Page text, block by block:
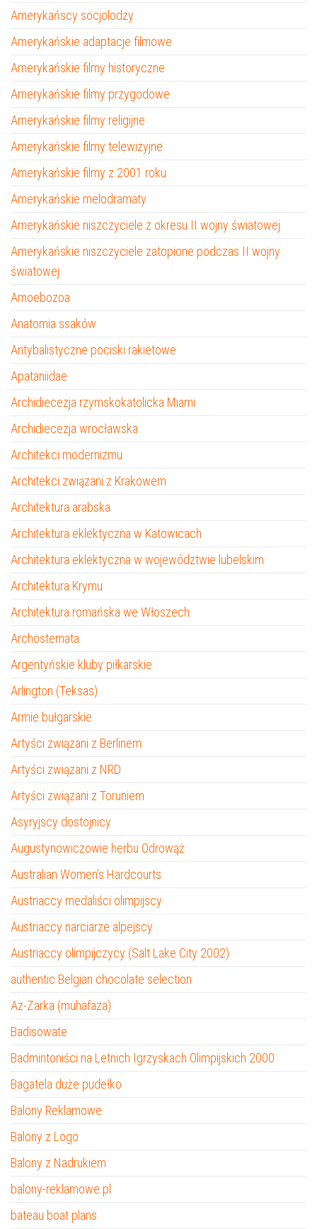
Amerykańscy socjolodzy
Amerykańskie adaptacje filmowe
Amerykańskie filmy historyczne
Amerykańskie filmy przygodowe
Amerykańskie filmy religijne
Amerykańskie filmy telewizyjne
Amerykańskie filmy z 2001 roku
Amerykańskie melodramaty
Amerykańskie niszczyciele z okresu II wojny światowej
Amerykańskie niszczyciele zatopione podczas II wojny
światowej
Amoebozoa
Anatomia ssaków
Antybalistyczne pociski rakietowe
Apataniidae
Archidiecezja rzymskokatolicka Miami
Archidiecezja wrocławska
Architekci modernizmu
Architekci związani z Krakowem
Architektura arabska
Architektura eklektyczna w Katowicach
Architektura eklektyczna w województwie lubelskim
Architektura Krymu
Architektura romańska we Włoszech
Archostemata
Argentyńskie kluby piłkarskie
Arlington (Teksas)
Armie bułgarskie
Artyści związani z Berlinem
Artyści związani z NRD
Artyści związani z Toruniem
Asyryjscy dostojnicy
Augustynowiczowie herbu Odrowąż
Australian Women’s Hardcourts
Austriaccy medaliści olimpijscy
Austriaccy narciarze alpejscy
Austriaccy olimpijczycy (Salt Lake City 2002)
authentic Belgian chocolate selection
Az-Zarka (muhafaza)
Badisowate
Badmintoniści na Letnich Igrzyskach Olimpijskich 2000
Bagatela duże pudełko
Balony Reklamowe
Balony z Logo
Balony z Nadrukiem
balony-reklamowe.pl
bateau boat plans